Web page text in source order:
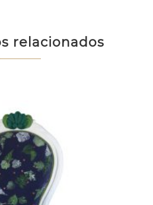
relacionados